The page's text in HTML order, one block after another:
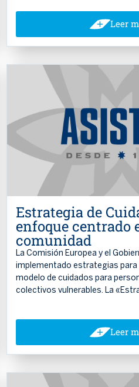
Leer
Estrategia de
enfoque centrado
comunidad
La Comisión Europea y el
implementado estrategias para
modelo de cuidados para
colectivos vulnerables. La
Leer